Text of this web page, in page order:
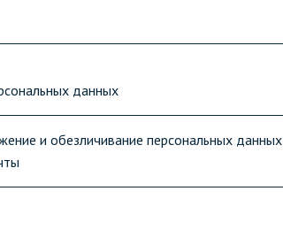
данных
и обезличивание персональных данных